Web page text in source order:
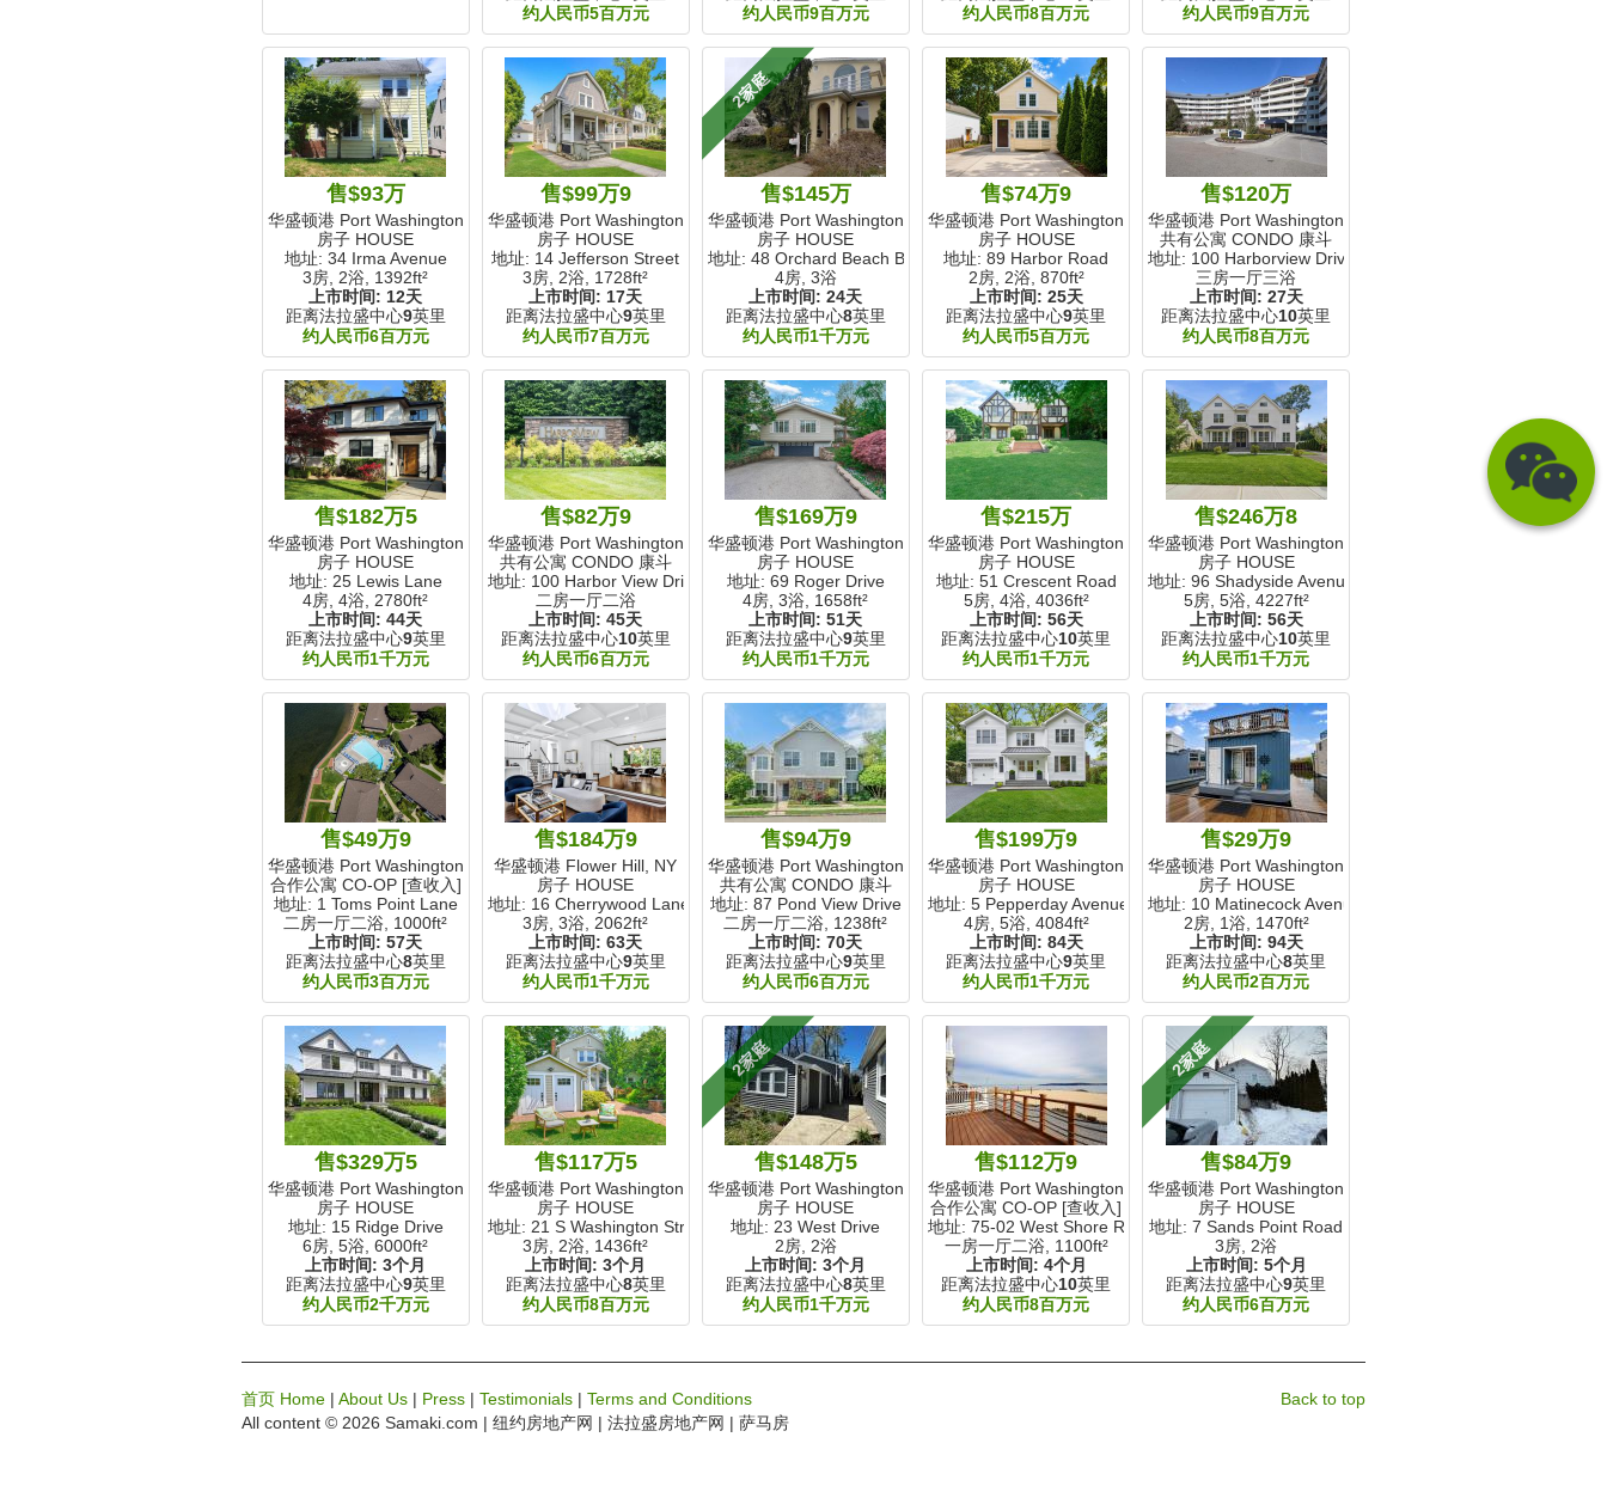
约人民币5百万元
约人民币9百万元
约人民币8百万元
约人民币9百万元
售$93万
华盛顿港 Port Washington, NY
房子 HOUSE
地址: 34 Irma Avenue
3房, 2浴, 1392ft²
上市时间: 12天
距离法拉盛中心9英里
约人民币6百万元
售$99万9
华盛顿港 Port Washington, NY
房子 HOUSE
地址: 14 Jefferson Street
3房, 2浴, 1728ft²
上市时间: 17天
距离法拉盛中心9英里
约人民币7百万元
2家庭
售$145万
华盛顿港 Port Washington, NY
房子 HOUSE
地址: 48 Orchard Beach Boulevard
4房, 3浴
上市时间:24天
距离法拉盛中心8英里
约人民币1千万元
售$74万9
华盛顿港 Port Washington, NY
房子 HOUSE
地址: 89 Harbor Road
2房, 2浴, 870ft²
上市时间: 25天
距离法拉盛中心9英里
约人民币5百万元
售$120万
华盛顿港 Port Washington, NY
共有公寓 CONDO 康斗
地址: 100 Harborview Drive
三房一厅三浴
上市时间: 27天
距离法拉盛中心10英里
约人民币8百万元
售$182万5
华盛顿港 Port Washington, NY
房子 HOUSE
地址: 25 Lewis Lane
4房, 4浴, 2780ft²
上市时间:44天
距离法拉盛中心9英里
约人民币1千万元
售$82万9
华盛顿港 Port Washington, NY
共有公寓 CONDO 康斗
地址: 100 Harbor View Drive
二房一厅二浴
上市时间:45天
距离法拉盛中心10英里
约人民币6百万元
售$169万9
华盛顿港 Port Washington, NY
房子 HOUSE
地址: 69 Roger Drive
4房, 3浴, 1658ft²
上市时间:51天
距离法拉盛中心9英里
约人民币1千万元
售$215万
华盛顿港 Port Washington, NY
房子 HOUSE
地址: 51 Crescent Road
5房, 4浴, 4036ft²
上市时间: 56天
距离法拉盛中心10英里
约人民币1千万元
售$246万8
华盛顿港 Port Washington, NY
房子 HOUSE
地址: 96 Shadyside Avenue
5房, 5浴, 4227ft²
上市时间: 56天
距离法拉盛中心10英里
约人民币1千万元
售$49万9
华盛顿港 Port Washington, NY
合作公寓 CO-OP [查收入]
地址: 1 Toms Point Lane
二房一厅二浴, 1000ft²
上市时间:57天
距离法拉盛中心8英里
约人民币3百万元
售$184万9
华盛顿港 Flower Hill, NY
房子 HOUSE
地址: 16 Cherrywood Lane
3房, 3浴, 2062ft²
上市时间:63天
距离法拉盛中心9英里
约人民币1千万元
售$94万9
华盛顿港 Port Washington, NY
共有公寓 CONDO 康斗
地址: 87 Pond View Drive
二房一厅二浴, 1238ft²
上市时间:70天
距离法拉盛中心9英里
约人民币6百万元
售$199万9
华盛顿港 Port Washington, NY
房子 HOUSE
地址: 5 Pepperday Avenue
4房, 5浴, 4084ft²
上市时间: 84天
距离法拉盛中心9英里
约人民币1千万元
售$29万9
华盛顿港 Port Washington, NY
房子 HOUSE
地址: 10 Matinecock Avenue
2房, 1浴, 1470ft²
上市时间: 94天
距离法拉盛中心8英里
约人民币2百万元
售$329万5
华盛顿港 Port Washington, NY
房子 HOUSE
地址: 15 Ridge Drive
6房, 5浴,6000ft²
上市时间:3个月
距离法拉盛中心9英里
约人民币2千万元
售$117万5
华盛顿港 Port Washington, NY
房子 HOUSE
地址: 21 S Washington Street
3房, 2浴, 1436ft²
上市时间:3个月
距离法拉盛中心8英里
约人民币8百万元
2家庭
售$148万5
华盛顿港 Port Washington, NY
房子 HOUSE
地址: 23 West Drive
2房, 2浴
上市时间:3个月
距离法拉盛中心8英里
约人民币1千万元
售$112万9
华盛顿港 Port Washington, NY
合作公寓 CO-OP [查收入]
地址: 75-02 West Shore Road
一房一厅二浴, 1100ft²
上市时间: 4个月
距离法拉盛中心10英里
约人民币8百万元
2家庭
售$84万9
华盛顿港 Port Washington, NY
房子 HOUSE
地址: 7 Sands Point Road
3房, 2浴
上市时间: 5个月
距离法拉盛中心9英里
约人民币6百万元
Back to top
首页 Home | About Us | Press | Testimonials | Terms and Conditions
All content © 2026 Samaki.com | 纽约房地产网 | 法拉盛房地产网 | 萨马房